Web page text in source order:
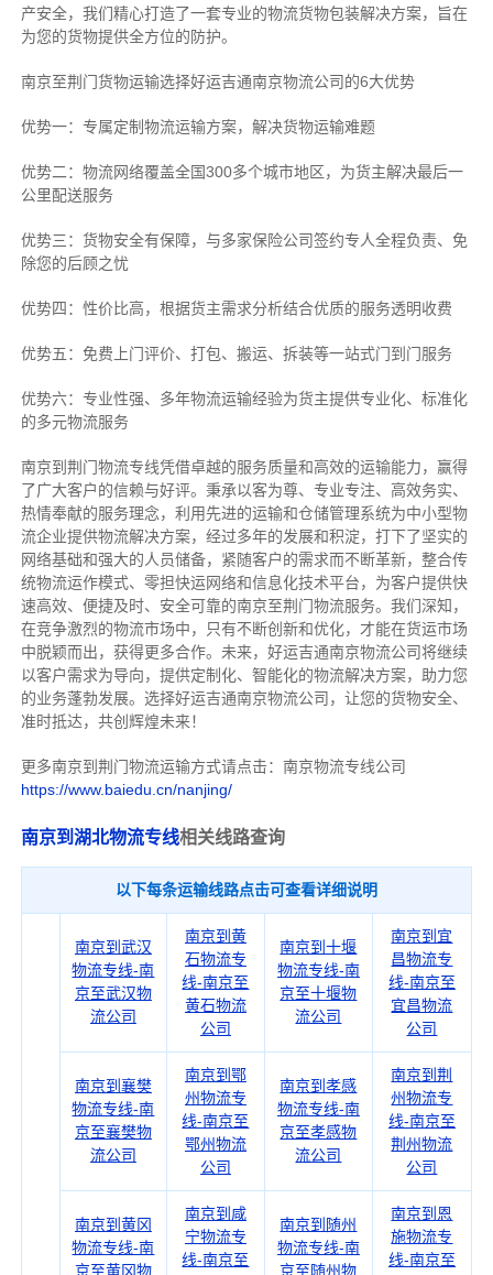
产安全，我们精心打造了一套专业的物流货物包装解决方案，旨在
为您的货物提供全方位的防护。
南京至荆门货物运输选择好运吉通南京物流公司的6大优势
优势一：专属定制物流运输方案，解决货物运输难题
优势二：物流网络覆盖全国300多个城市地区，为货主解决最后一
公里配送服务
优势三：货物安全有保障，与多家保险公司签约专人全程负责、免
除您的后顾之忧
优势四：性价比高，根据货主需求分析结合优质的服务透明收费
优势五：免费上门评价、打包、搬运、拆装等一站式门到门服务
优势六：专业性强、多年物流运输经验为货主提供专业化、标准化
的多元物流服务
南京到荆门物流专线凭借卓越的服务质量和高效的运输能力，赢得
了广大客户的信赖与好评。 秉承以客为尊、专业专注、高效务实、
热情奉献的服务理念，利用先进的运输和仓储管理系统为中小型物
流企业提供物流解决方案，经过多年的发展和积淀，打下了坚实的
网络基础和强大的人员储备，紧随客户的需求而不断革新，整合传
统物流运作模式、零担快运网络和信息化技术平台，为客户提供快
速高效、便捷及时、安全可靠的南京至荆门物流服务。 我们深知，
在竞争激烈的物流市场中，只有不断创新和优化，才能在货运市场
中脱颖而出，获得更多合作。 未来，好运吉通南京物流公司将继续
以客户需求为导向，提供定制化、智能化的物流解决方案，助力您
的业务蓬勃发展。选择好运吉通南京物流公司，让您的货物安全、
准时抵达，共创辉煌未来！
更多南京到荆门物流运输方式请点击：南京物流专线公司
https://www.baiedu.cn/nanjing/
南京到湖北物流专线相关线路查询
以下每条运输线路点击可查看详细说明
南京到武汉
物流专线-南
京至武汉物
流公司
南京到黄
石物流专
线-南京至
黄石物流
公司
南京到十堰
物流专线-南
京至十堰物
流公司
南京到宜
昌物流专
线-南京至
宜昌物流
公司
南京到襄樊
物流专线-南
京至襄樊物
流公司
南京到鄂
州物流专
线-南京至
鄂州物流
公司
南京到孝感
物流专线-南
京至孝感物
流公司
南京到荆
州物流专
线-南京至
荆州物流
公司
南京到黄冈
物流专线-南
京至黄冈物
南京到咸
宁物流专
线-南京至
南京到随州
物流专线-南
京至随州物
南京到恩
施物流专
线-南京至